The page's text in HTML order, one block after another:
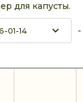
для капусты.
-